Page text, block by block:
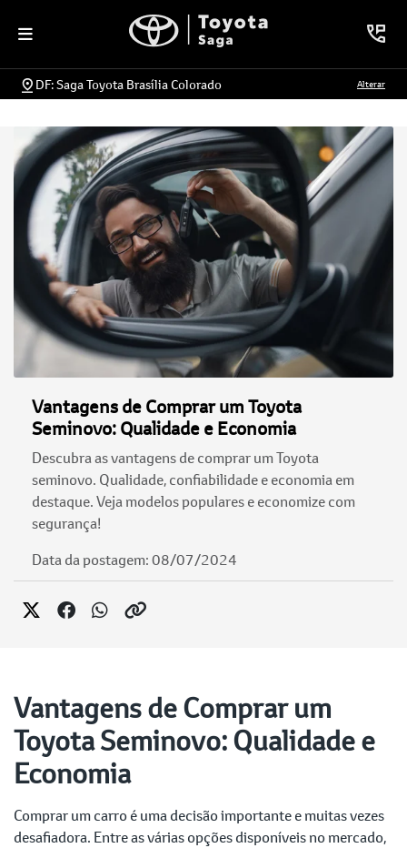
DF: Saga Toyota Brasília Colorado Alterar
Vantagens de Comprar um Toyota
Seminovo: Qualidade e Economia
Descubra as vantagens de comprar um Toyota
seminovo. Qualidade, confiabilidade e economia em
destaque. Veja modelos populares e economize com
segurança!
Data da postagem: 08/07/2024
Vantagens de Comprar um
Toyota Seminovo: Qualidade e
Economia
Comprar um carro é uma decisão importante e muitas vezes
desafiadora. Entre as várias opções disponíveis no mercado,